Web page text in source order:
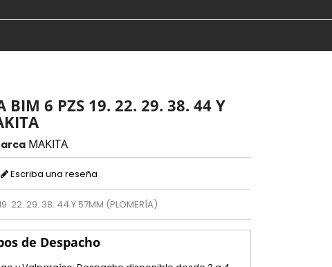
BIM 6 PZS 19. 22. 29. 38. 44 Y
MAKITA
Escriba una reseña
22. 29. 38. 44 Y 57MM (PLOMERÍA)
de Despacho